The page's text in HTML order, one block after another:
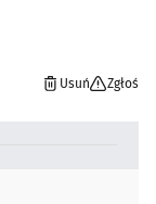
Usuń Zgłoś